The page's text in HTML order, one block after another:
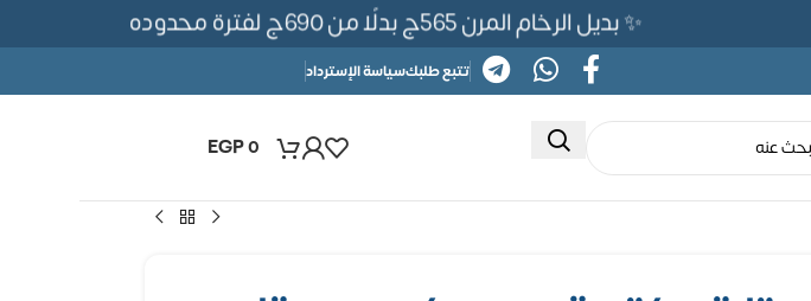
✨ بديل الرخام المرن 565ج بدلًا من 690ج لفترة محدوده
تتبع طلبكسياسة الإسترداد
EGP0